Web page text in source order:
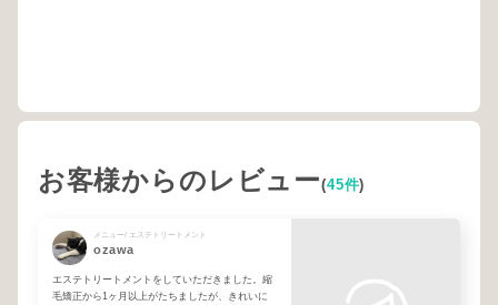
お客様からのレビュー(45件)
メニュー/ エステトリートメント
ozawa
エステトリートメントをしていただきました。縮
毛矯正から1ヶ月以上がたちましたが、きれいに